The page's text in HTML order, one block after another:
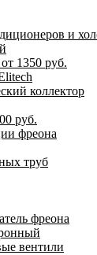
и
1350 руб.
коллектор
руб.
фреона
труб
фреона
вентили